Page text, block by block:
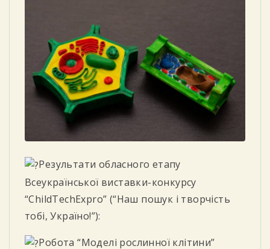
Результати обласного етапу
Всеукраїнської виставки-конкурсу
“ChildTechExpro” (“Наш пошук і творчість
тобі, Україно!”):
Робота “Моделі рослинної клітини”